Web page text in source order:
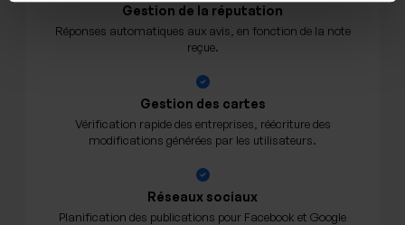
Gestion de la réputation
Réponses automatiques aux avis, en fonction de la note
reçue.
Gestion des cartes
Vérification rapide des entreprises, réécriture des
modifications générées par les utilisateurs.
Réseaux sociaux
Planification des publications pour Facebook et Google